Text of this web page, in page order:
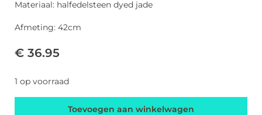
Materiaal: halfedelsteen dyed jade
Afmeting: 42cm
€ 36.95
1 op voorraad
Toevoegen aan winkelwagen